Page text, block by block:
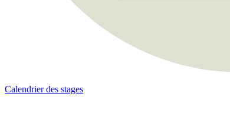
Calendrier des stages